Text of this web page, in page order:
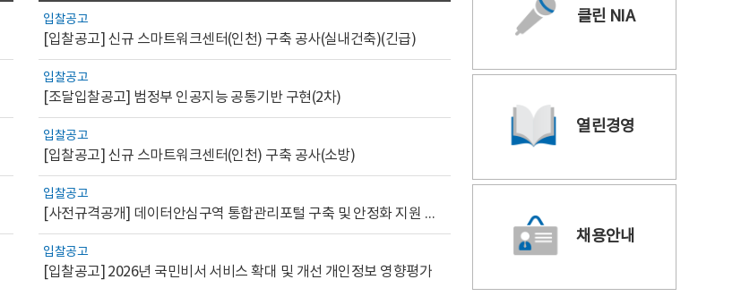
입찰공고
[입찰공고] 신규 스마트워크센터(인천) 구축 공사(실내건축)(긴급)
입찰공고
[조달입찰공고] 범정부 인공지능 공통기반 구현(2차)
입찰공고
[입찰공고] 신규 스마트워크센터(인천) 구축 공사(소방)
입찰공고
[사전규격공개] 데이터안심구역 통합관리포털 구축 및 안정화 지원 사업 위탁감리
입찰공고
[입찰공고] 2026년 국민비서 서비스 확대 및 개선 개인정보 영향평가
클린 NIA
열린경영
채용안내